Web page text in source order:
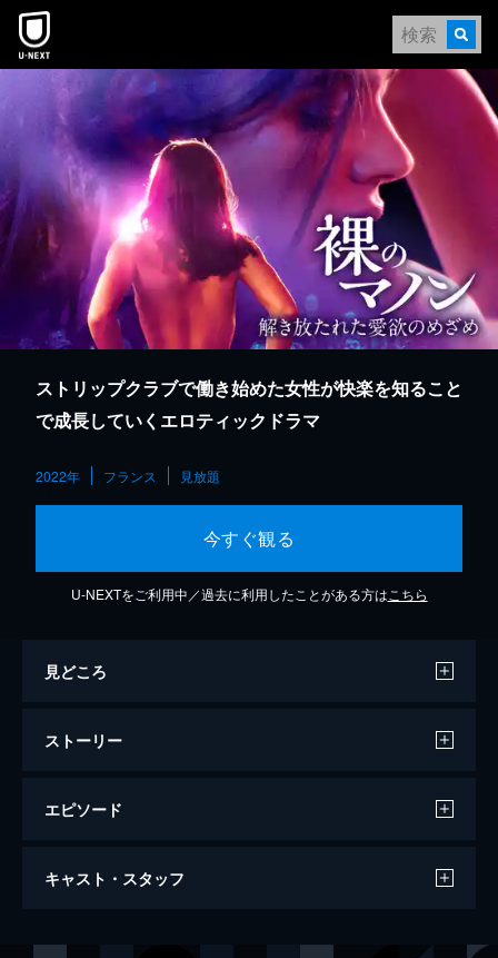
本文へスキップ
ストリップクラブで働き始めた女性が快楽を知ること
で成長していくエロティックドラマ
2022年 フランス 見放題
今すぐ観る
U-NEXTをご利用中／過去に利用したことがある方は こちら
見どころ
ストーリー
エピソード
裸のマノン 解き放たれた愛欲のめざめ
キャスト・スタッフ